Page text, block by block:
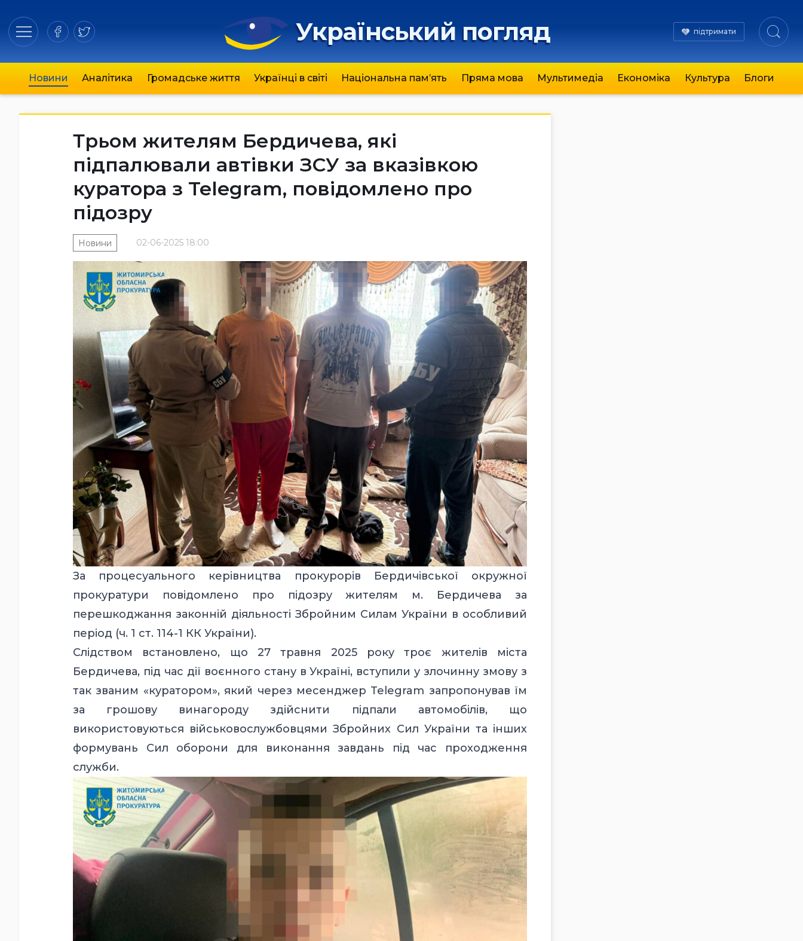
Український погляд підтримати
Новини Аналітика Громадське життя Українці в світі Національна пам’ять Пряма мова Мультимедіа Економіка Культура Блоги
Трьом жителям Бердичева, які
підпалювали автівки ЗСУ за вказівкою
куратора з Telegram, повідомлено про
підозру
02-06-2025 18:00
Новини
За процесуального керівництва прокурорів Бердичівської окружної
прокуратури повідомлено про підозру жителям м. Бердичева за
перешкоджання законній діяльності Збройним Силам України в особливий
період (ч. 1 ст. 114-1 КК України).
Слідством встановлено, що 27 травня 2025 року троє жителів міста
Бердичева, під час дії воєнного стану в Україні, вступили у злочинну змову з
так званим «куратором», який через месенджер Telegram запропонував їм
за грошову винагороду здійснити підпали автомобілів, що
використовуються військовослужбовцями Збройних Сил України та інших
формувань Сил оборони для виконання завдань під час проходження
служби.